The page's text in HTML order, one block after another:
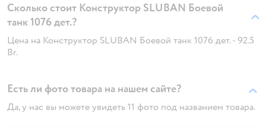
Сколько стоит Конструктор SLUBAN Боевой
танк 1076 дет.?
Цена на Конструктор SLUBAN Боевой танк 1076 дет. - 92.5
Br.
Есть ли фото товара на нашем сайте?
Да, у нас вы можете увидеть 11 фото под названием товара.